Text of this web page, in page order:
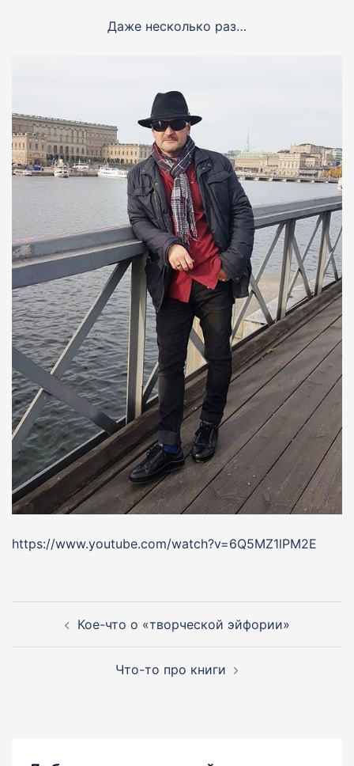
Даже несколько раз…
https://www.youtube.com/watch?v=6Q5MZ1lPM2E
Навигация
записям
Кое-что о «творческой эйфории»
Что-то про книги